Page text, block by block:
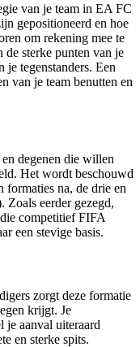
van je team in EA FC
gepositioneerd en hoe
om rekening mee te
sterke punten van je
je tegenstanders. Een
van je team benutten en
degenen die willen
Het wordt beschouwd
formaties na, de drie en
Zoals eerder gezegd,
competitief FIFA
een stevige basis.
zorgt deze formatie
krijgt. Je
aanval uiteraard
en sterke spits.